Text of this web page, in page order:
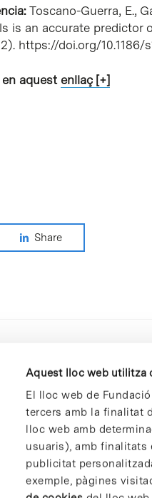
Aquest lloc web utilitza
El lloc web de
tercers amb la finalitat
lloc web amb
usuaris), amb finalitats
publicitat
exemple, pàgines
Toscano-Guerra, E.,
is an accurate predictor
https://doi.org/10.1186/
aquest enllaç [+]
Share
i 15